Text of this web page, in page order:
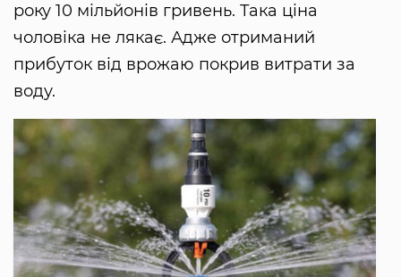
року 10 мільйонів гривень. Така ціна
чоловіка не лякає. Адже отриманий
прибуток від врожаю покрив витрати за
воду.